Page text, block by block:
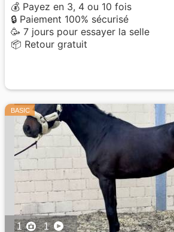
💰 Payez en 3, 4 ou 10 fois
🔒 Paiement 100% sécurisé
🥳 7 jours pour essayer la selle
📦 Retour gratuit
BASIC
1 1